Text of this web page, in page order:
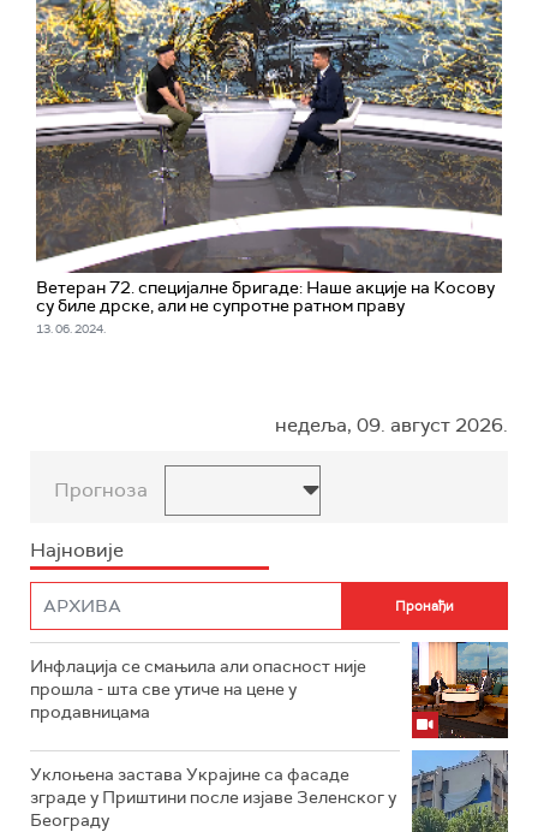
Ветеран 72. специјалне бригаде: Наше акције на Косову
су биле дрске, али не супротне ратном праву
13. 06. 2024.
недеља, 09. август 2026.
Прогноза
Најновије
Инфлација се смањила али опасност није
прошла - шта све утиче на цене у
продавницама
Уклоњена застава Украјине са фасаде
зграде у Приштини после изјаве Зеленског у
Београду